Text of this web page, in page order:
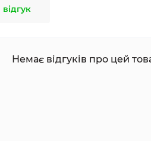
Немає відгуків про цей